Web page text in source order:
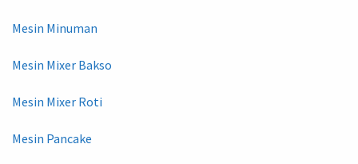
Mesin Minuman
Mesin Mixer Bakso
Mesin Mixer Roti
Mesin Pancake